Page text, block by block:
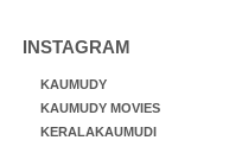
INSTAGRAM
KAUMUDY
KAUMUDY MOVIES
KERALAKAUMUDI